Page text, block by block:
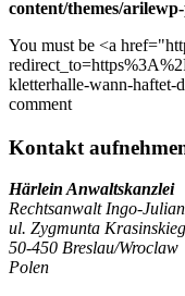
content/themes/
You must be <a
kletterhalle-wann-haftet-
comment
Kontakt
Härlein Anwaltskanzlei
Rechtsanwalt Ingo-
ul. Zygmunta
50-450 Breslau/Wroclaw
Polen